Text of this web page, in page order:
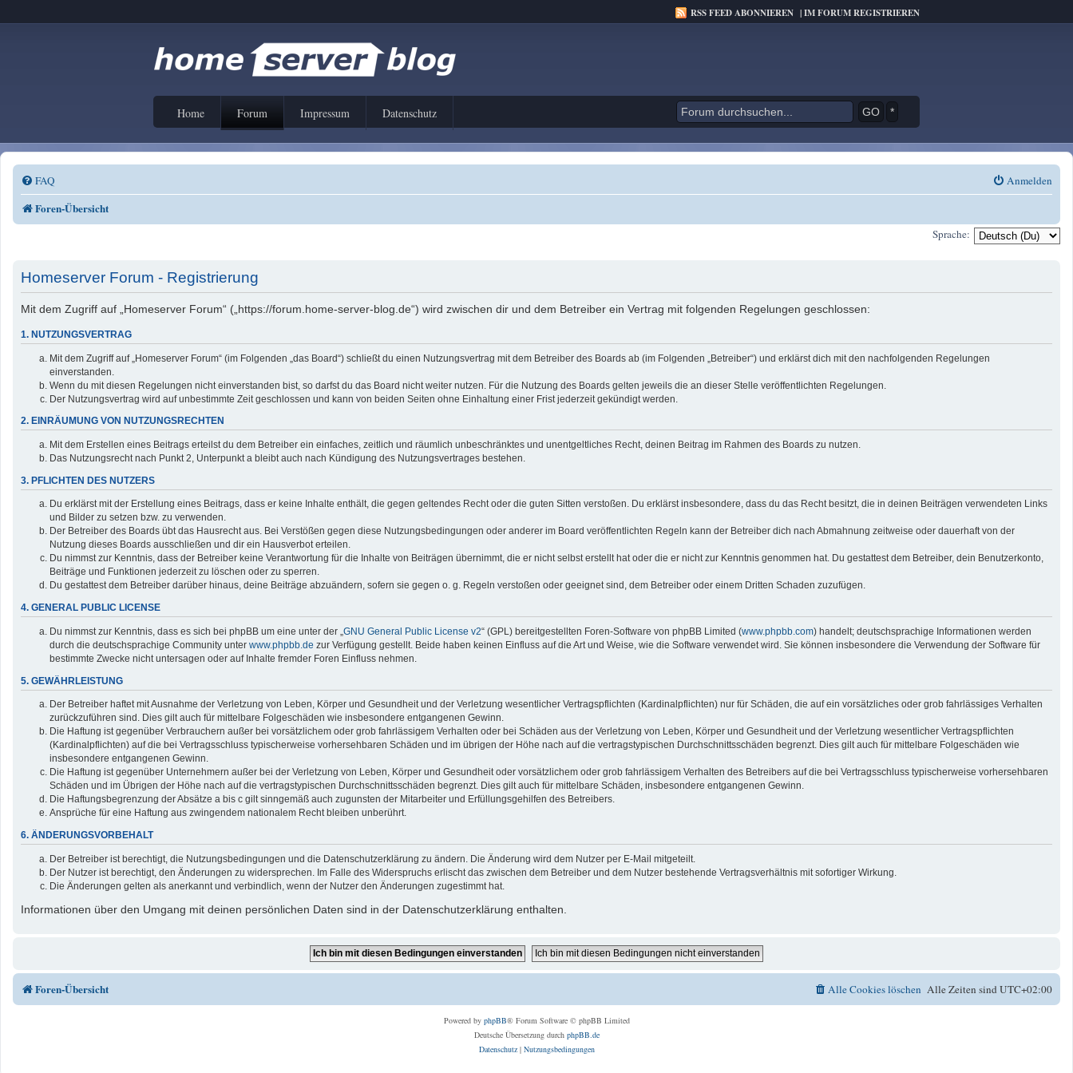
RSS FEED ABONNIEREN |IM FORUM REGISTRIEREN
Home Forum Impressum Datenschutz *
FAQ Anmelden
Foren-Übersicht
Sprache:
Homeserver Forum - Registrierung
Mit dem Zugriff auf „Homeserver Forum“ („https://forum.home-server-blog.de“) wird zwischen dir und dem Betreiber ein Vertrag mit folgenden Regelungen geschlossen:
1. NUTZUNGSVERTRAG
Mit dem Zugriff auf „Homeserver Forum“ (im Folgenden „das Board“) schließt du einen Nutzungsvertrag mit dem Betreiber des Boards ab (im Folgenden „Betreiber“) und erklärst dich mit den nachfolgenden Regelungen
einverstanden.
Wenn du mit diesen Regelungen nicht einverstanden bist, so darfst du das Board nicht weiter nutzen. Für die Nutzung des Boards gelten jeweils die an dieser Stelle veröffentlichten Regelungen.
Der Nutzungsvertrag wird auf unbestimmte Zeit geschlossen und kann von beiden Seiten ohne Einhaltung einer Frist jederzeit gekündigt werden.
2. EINRÄUMUNG VON NUTZUNGSRECHTEN
Mit dem Erstellen eines Beitrags erteilst du dem Betreiber ein einfaches, zeitlich und räumlich unbeschränktes und unentgeltliches Recht, deinen Beitrag im Rahmen des Boards zu nutzen.
Das Nutzungsrecht nach Punkt 2, Unterpunkt a bleibt auch nach Kündigung des Nutzungsvertrages bestehen.
3. PFLICHTEN DES NUTZERS
Du erklärst mit der Erstellung eines Beitrags, dass er keine Inhalte enthält, die gegen geltendes Recht oder die guten Sitten verstoßen. Du erklärst insbesondere, dass du das Recht besitzt, die in deinen Beiträgen verwendeten Links
und Bilder zu setzen bzw. zu verwenden.
Der Betreiber des Boards übt das Hausrecht aus. Bei Verstößen gegen diese Nutzungsbedingungen oder anderer im Board veröffentlichten Regeln kann der Betreiber dich nach Abmahnung zeitweise oder dauerhaft von der
Nutzung dieses Boards ausschließen und dir ein Hausverbot erteilen.
Du nimmst zur Kenntnis, dass der Betreiber keine Verantwortung für die Inhalte von Beiträgen übernimmt, die er nicht selbst erstellt hat oder die er nicht zur Kenntnis genommen hat. Du gestattest dem Betreiber, dein Benutzerkonto,
Beiträge und Funktionen jederzeit zu löschen oder zu sperren.
Du gestattest dem Betreiber darüber hinaus, deine Beiträge abzuändern, sofern sie gegen o. g. Regeln verstoßen oder geeignet sind, dem Betreiber oder einem Dritten Schaden zuzufügen.
4. GENERAL PUBLIC LICENSE
Du nimmst zur Kenntnis, dass es sich bei phpBB um eine unter der „ GNU General Public License v2“ (GPL) bereitgestellten Foren-Software von phpBB Limited (www.phpbb.com) handelt; deutschsprachige Informationen werden
durch die deutschsprachige Community unter www.phpbb.de zur Verfügung gestellt. Beide haben keinen Einfluss auf die Art und Weise, wie die Software verwendet wird. Sie können insbesondere die Verwendung der Software für
bestimmte Zwecke nicht untersagen oder auf Inhalte fremder Foren Einfluss nehmen.
5. GEWÄHRLEISTUNG
Der Betreiber haftet mit Ausnahme der Verletzung von Leben, Körper und Gesundheit und der Verletzung wesentlicher Vertragspflichten (Kardinalpflichten) nur für Schäden, die auf ein vorsätzliches oder grob fahrlässiges Verhalten
zurückzuführen sind. Dies gilt auch für mittelbare Folgeschäden wie insbesondere entgangenen Gewinn.
Die Haftung ist gegenüber Verbrauchern außer bei vorsätzlichem oder grob fahrlässigem Verhalten oder bei Schäden aus der Verletzung von Leben, Körper und Gesundheit und der Verletzung wesentlicher Vertragspflichten
(Kardinalpflichten) auf die bei Vertragsschluss typischerweise vorhersehbaren Schäden und im übrigen der Höhe nach auf die vertragstypischen Durchschnittsschäden begrenzt. Dies gilt auch für mittelbare Folgeschäden wie
insbesondere entgangenen Gewinn.
Die Haftung ist gegenüber Unternehmern außer bei der Verletzung von Leben, Körper und Gesundheit oder vorsätzlichem oder grob fahrlässigem Verhalten des Betreibers auf die bei Vertragsschluss typischerweise vorhersehbaren
Schäden und im Übrigen der Höhe nach auf die vertragstypischen Durchschnittsschäden begrenzt. Dies gilt auch für mittelbare Schäden, insbesondere entgangenen Gewinn.
Die Haftungsbegrenzung der Absätze a bis c gilt sinngemäß auch zugunsten der Mitarbeiter und Erfüllungsgehilfen des Betreibers.
Ansprüche für eine Haftung aus zwingendem nationalem Recht bleiben unberührt.
6. ÄNDERUNGSVORBEHALT
Der Betreiber ist berechtigt, die Nutzungsbedingungen und die Datenschutzerklärung zu ändern. Die Änderung wird dem Nutzer per E-Mail mitgeteilt.
Der Nutzer ist berechtigt, den Änderungen zu widersprechen. Im Falle des Widerspruchs erlischt das zwischen dem Betreiber und dem Nutzer bestehende Vertragsverhältnis mit sofortiger Wirkung.
Die Änderungen gelten als anerkannt und verbindlich, wenn der Nutzer den Änderungen zugestimmt hat.
Informationen über den Umgang mit deinen persönlichen Daten sind in der Datenschutzerklärung enthalten.
Foren-Übersicht Alle Zeiten sindUTC+02:00
Alle Cookies löschen
Powered by phpBB® Forum Software © phpBB Limited
Deutsche Übersetzung durch phpBB.de
Datenschutz| Nutzungsbedingungen